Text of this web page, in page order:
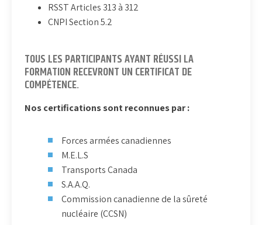
RSST Articles 313 à 312
CNPI Section 5.2
TOUS LES PARTICIPANTS AYANT RÉUSSI LA
FORMATION RECEVRONT UN CERTIFICAT DE
COMPÉTENCE.
Nos certifications sont reconnues par :
Forces armées canadiennes
M.E.L.S
Transports Canada
S.A.A.Q.
Commission canadienne de la sûreté
nucléaire (CCSN)